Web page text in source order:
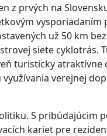
z prvých na
vysporiadaním
už 50 km
siete cyklotrás.
turisticky atraktívne
verejnej
S pribúdajúcim
kariet pre